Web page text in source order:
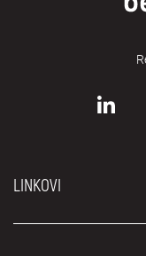
LINKOVI